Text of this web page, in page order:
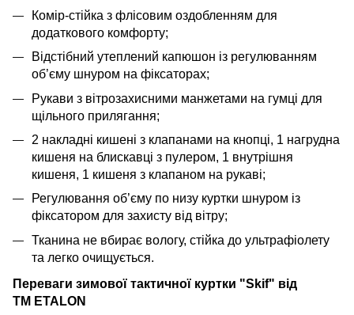
Комір-стійка з флісовим оздобленням для
додаткового комфорту;
Відстібний утеплений капюшон із регулюванням
об’єму шнуром на фіксаторах;
Рукави з вітрозахисними манжетами на гумці для
щільного прилягання;
2 накладні кишені з клапанами на кнопці, 1 нагрудна
кишеня на блискавці з пулером, 1 внутрішня
кишеня, 1 кишеня з клапаном на рукаві;
Регулювання об’єму по низу куртки шнуром із
фіксатором для захисту від вітру;
Тканина не вбирає вологу, стійка до ультрафіолету
та легко очищується.
Переваги зимової тактичної куртки "Skif" від
TM ETALON